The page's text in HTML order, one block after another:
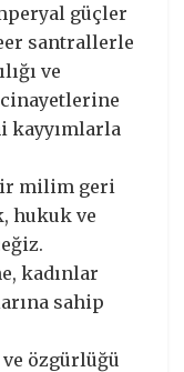
güçler
santrallerle
ve
kayyımlarla
milim geri
hukuk ve
kadınlar
sahip
özgürlüğü